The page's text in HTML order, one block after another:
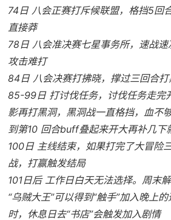
74日 八会正赛打斥候联盟，格挡5回
直接莽
78日 八会准决赛七星事务所，速战
攻击难打
84日 八会决赛打拂晓，撑过三回合
85-99日 打讨伐任务，讨伐任务走完
影再打黑洞，黑洞战一直格挡，血不
到第10 回合buff叠起来开大再补几下
100日 主线结束，如果打完了大冒险
战，打赢触发结局
101日后 工作日白天无法选择。周末
“乌贼大王”可以得到“触手”加入晚上
时，休息日去“书店”会触发加入剧情